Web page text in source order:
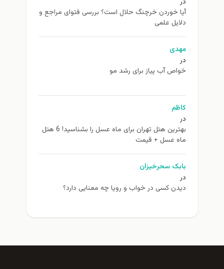
آیا خوردن خرچنگ حلال است؟ بررسی فتوای مراجع و
دلایل علمی
مهدی
در
خواص آب پیاز برای رشد مو
کاظم
در
بهترین هتل تهران برای ماه عسل را بشناسید! 6 هتل
ماه عسل + قیمت
بابک سحرخیزان
در
دیدن کسی در خواب و رویا چه معنایی دارد؟